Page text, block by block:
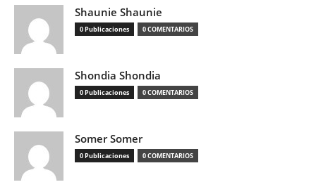
Shaunie Shaunie
0 Publicaciones 0 COMENTARIOS
Shondia Shondia
0 Publicaciones 0 COMENTARIOS
Somer Somer
0 Publicaciones 0 COMENTARIOS